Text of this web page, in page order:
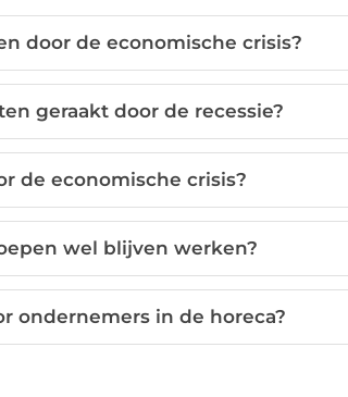
door de economische crisis?
geraakt door de recessie?
de economische crisis?
wel blijven werken?
ondernemers in de horeca?